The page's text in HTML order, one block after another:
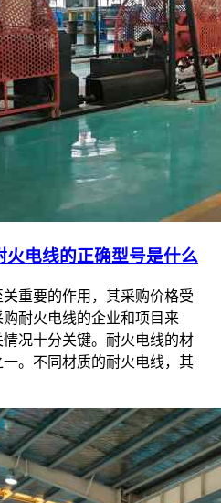
火电线的正确型号是什么
重要的作用，其采购价格受
耐火电线的企业和项目来
况十分关键。耐火电线的材
。不同材质的耐火电线，其